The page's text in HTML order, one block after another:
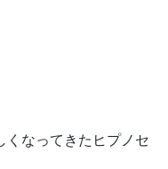
なってきたヒプノセ